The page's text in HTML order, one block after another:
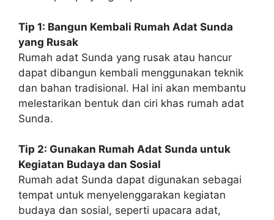
Tip 1: Bangun Kembali Rumah Adat Sunda
yang Rusak
Rumah adat Sunda yang rusak atau hancur
dapat dibangun kembali menggunakan teknik
dan bahan tradisional. Hal ini akan membantu
melestarikan bentuk dan ciri khas rumah adat
Sunda.
Tip 2: Gunakan Rumah Adat Sunda untuk
Kegiatan Budaya dan Sosial
Rumah adat Sunda dapat digunakan sebagai
tempat untuk menyelenggarakan kegiatan
budaya dan sosial, seperti upacara adat,